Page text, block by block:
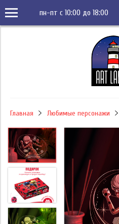
пн-пт с 10:00 до 18:00
Главная Любимые персонажи